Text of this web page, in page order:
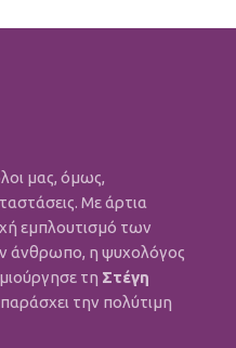
μας, όμως,
Με άρτια
εμπλουτισμό των
άνθρωπο, η ψυχολόγος
τη Στέγη
την πολύτιμη